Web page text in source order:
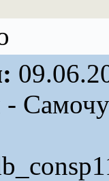
-